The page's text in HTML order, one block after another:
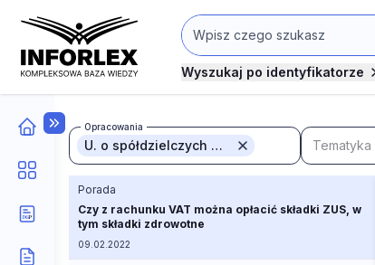
Wyszukaj po identyfikatorze
Opracowania
U. o spółdzielczych kasach ... Tematyka
Porada
Czy z rachunku VAT można opłacić składki ZUS, w
tym składki zdrowotne
09.02.2022